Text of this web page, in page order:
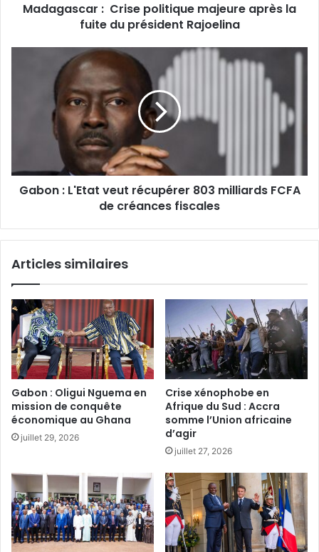
président
Madagascar : Crise politique majeure après la
fuite du président Rajoelina
récupérer
de
créances
Gabon : L'Etat veut récupérer 803 milliards FCFA
de créances fiscales
Articles similaires
Gabon : Oligui Nguema en
mission de conquête
économique au Ghana‎
juillet 29, 2026
Crise xénophobe en
Afrique du Sud : Accra
somme l’Union africaine
d’agir‎
juillet 27, 2026